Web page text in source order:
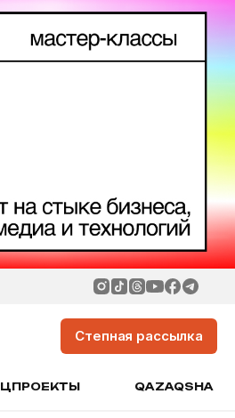
Степная рассылка
QAZAQSHA